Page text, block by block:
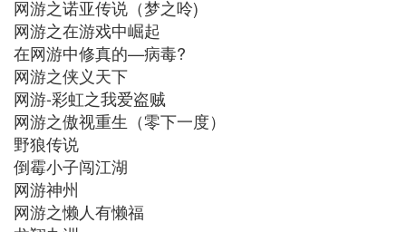
网游之诺亚传说（梦之呤)
网游之在游戏中崛起
在网游中修真的—病毒?
网游之侠义天下
网游-彩虹之我爱盗贼
网游之傲视重生（零下一度）
野狼传说
倒霉小子闯江湖
网游神州
网游之懒人有懒福